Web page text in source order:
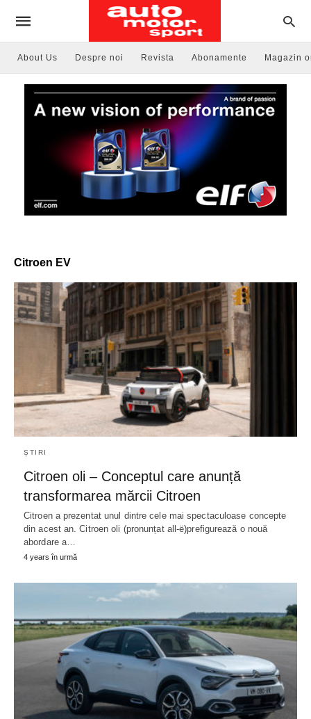
About Us Despre noi Revista Abonamente Magazin
Citroen EV
ȘTIRI
Citroen oli – Conceptul care anunță
transformarea mărcii Citroen
Citroen a prezentat unul dintre cele mai spectaculoase concepte
din acest an. Citroen oli (pronunțat all-ë)prefigurează o nouă
abordare a…
4 years în urmă